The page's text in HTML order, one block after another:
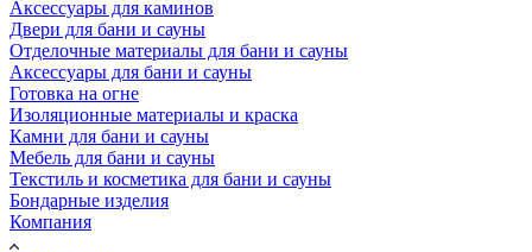
Аксессуары для каминов
Двери для бани и сауны
Отделочные материалы для бани и сауны
Аксессуары для бани и сауны
Готовка на огне
Изоляционные материалы и краска
Камни для бани и сауны
Мебель для бани и сауны
Текстиль и косметика для бани и сауны
Бондарные изделия
Компания